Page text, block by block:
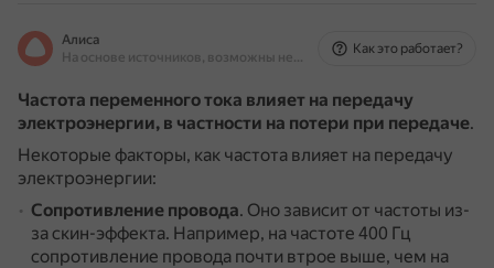
Алиса
На основе источников, возможны неточности
Как это работает?
Частота переменного тока влияет на передачу
электроэнергии, в частности на потери при передаче.
Некоторые факторы, как частота влияет на передачу
электроэнергии:
Сопротивление провода. Оно зависит от частоты из-
за скин-эффекта. Например, на частоте 400 Гц
сопротивление провода почти втрое выше, чем на